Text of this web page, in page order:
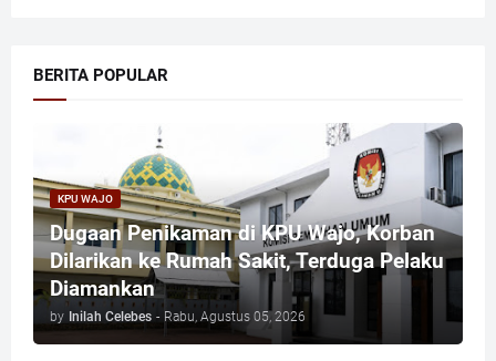
BERITA POPULAR
KPU WAJO
Dugaan Penikaman di KPU Wajo, Korban
Dilarikan ke Rumah Sakit, Terduga Pelaku
Diamankan
by Inilah Celebes - Rabu, Agustus 05, 2026